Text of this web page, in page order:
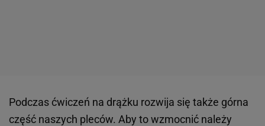
Podczas ćwiczeń na drążku rozwija się także górna
część naszych pleców. Aby to wzmocnić należy